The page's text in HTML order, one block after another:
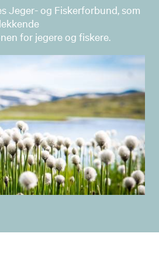
Jeger- og Fiskerforbund, som
for jegere og fiskere.